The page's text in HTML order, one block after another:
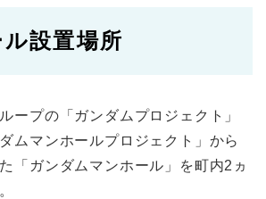
設置場所
ープの「ガンダムプロジェクト」
ムマンホールプロジェクト」から
「ガンダムマンホール」を町内2ヵ